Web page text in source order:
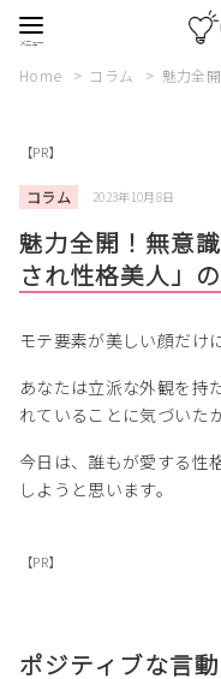
Home コラム 魅力全
【PR】
コラム 2023年10月8日
魅力全開！無意
され性格美人」
モテ要素が美しい顔だけ
あなたは立派な外観を持
れていることに気づいた
今日は、誰もが愛する性
しようと思います。
【PR】
ポジティブな言